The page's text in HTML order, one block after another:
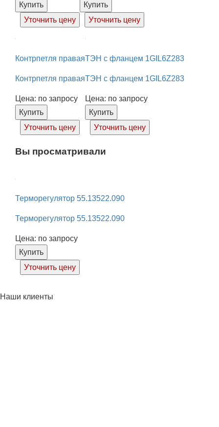
Купить
Уточнить цену
Купить
Уточнить цену
Контрпетля правая
Контрпетля правая
Цена: по запросу
Купить
Уточнить цену
ТЭН с фланцем 1GIL6Z283
ТЭН с фланцем 1GIL6Z283
Цена: по запросу
Купить
Уточнить цену
Вы просматривали
Терморегулятор 55.13522.090
Терморегулятор 55.13522.090
Цена: по запросу
Купить
Уточнить цену
Наши клиенты